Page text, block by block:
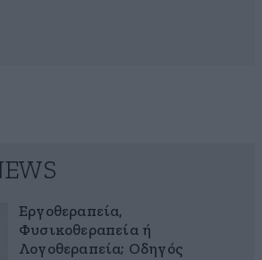
Εργοθεραπεία,
Φυσικοθεραπεία ή
Λογοθεραπεία; Οδηγός